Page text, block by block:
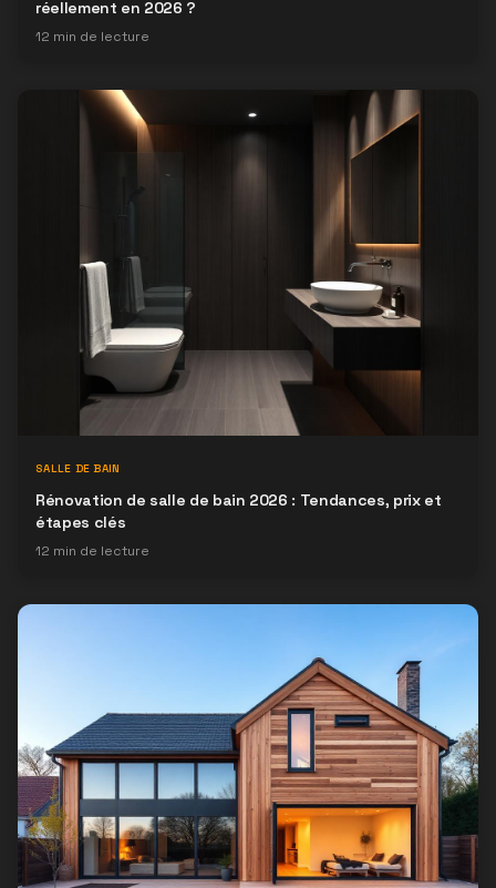
réellement en 2026 ?
12 min de lecture
SALLE DE BAIN
Rénovation de salle de bain 2026 : Tendances, prix et
étapes clés
12 min de lecture